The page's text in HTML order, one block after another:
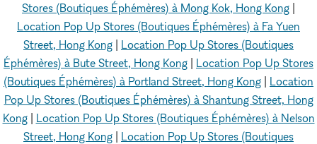
Stores (Boutiques Éphémères) à Mong Kok, Hong Kong
Location Pop Up Stores (Boutiques Éphémères) à Fa Yuen
Street, Hong Kong
Location Pop Up Stores (Boutiques
Éphémères) à Bute Street, Hong Kong
Location Pop Up Stores
(Boutiques Éphémères) à Portland Street, Hong Kong
Location
Pop Up Stores (Boutiques Éphémères) à Shantung Street, Hong
Kong| Location Pop Up Stores (Boutiques Éphémères) à Nelson
Street, Hong Kong
Location Pop Up Stores (Boutiques